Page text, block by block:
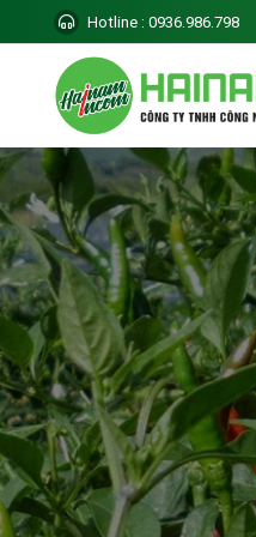
Hotline : 0936.986.798